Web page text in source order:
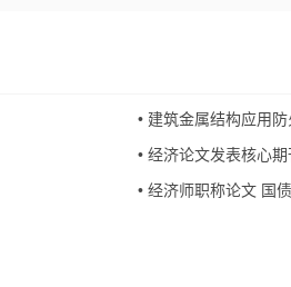
• 建筑金属结构应用
• 经济论文发表核心
• 经济师职称论文 国